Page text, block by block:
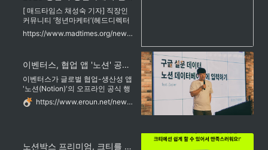
고>책은 UI 빌더 사용법부터 데이
터베이스 설계, API 연동, 배포까지
웹 개발의 모든 과정을 단계별로 다
[ 매드타임스 채성숙 기자] 직장인
커뮤니티 ‘청년마케터’(헤드디렉터
박윤찬)가 2023년 상반기 청년마
케터 연합강연회를 네스트앤드와
https://www.madtimes.org/news/articleView.html?idxno=17630
이벤터스, 협업 앱 '노션' 공식 행사에 자사 솔루션 적용
이벤터스가 글로벌 협업-생산성 앱
'노션(Notion)'의 오프라인 공식 행
사인 'Notion for No-Code Tool 세
미나'에 자사 솔루션을 적용했다고
한국 커뮤니티 리드,
https://www.eroun.net/news/articleView.html?idxno=29152
노션박스 프리미엄, 크티를 말하다📢ㅣ크리에이터 인터뷰 | 크티